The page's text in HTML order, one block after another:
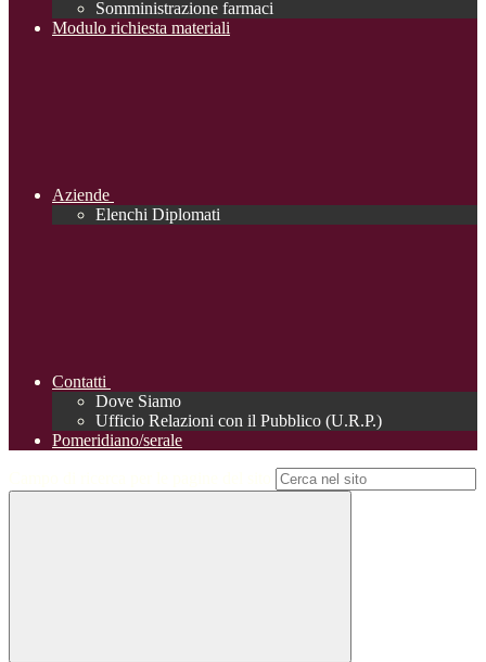
Somministrazione farmaci
Modulo richiesta materiali
Aziende
Elenchi Diplomati
Contatti
Dove Siamo
Ufficio Relazioni con il Pubblico (U.R.P.)
Pomeridiano/serale